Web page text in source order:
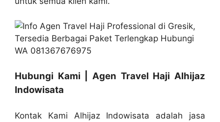
Hubungi Kami | Agen Travel Haji Alhijaz
Indowisata
Kontak Kami Alhijaz Indowisata adalah jasa